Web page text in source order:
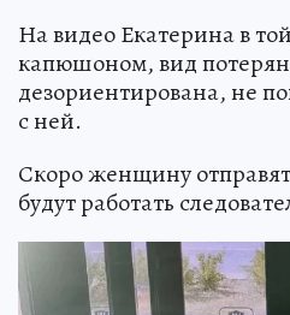
На видео Екатерина в
капюшоном, вид
дезориентирована, не
с ней.
Скоро женщину
будут работать